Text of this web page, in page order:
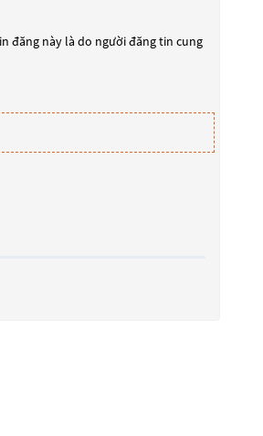
đăng này là do người đăng tin cung